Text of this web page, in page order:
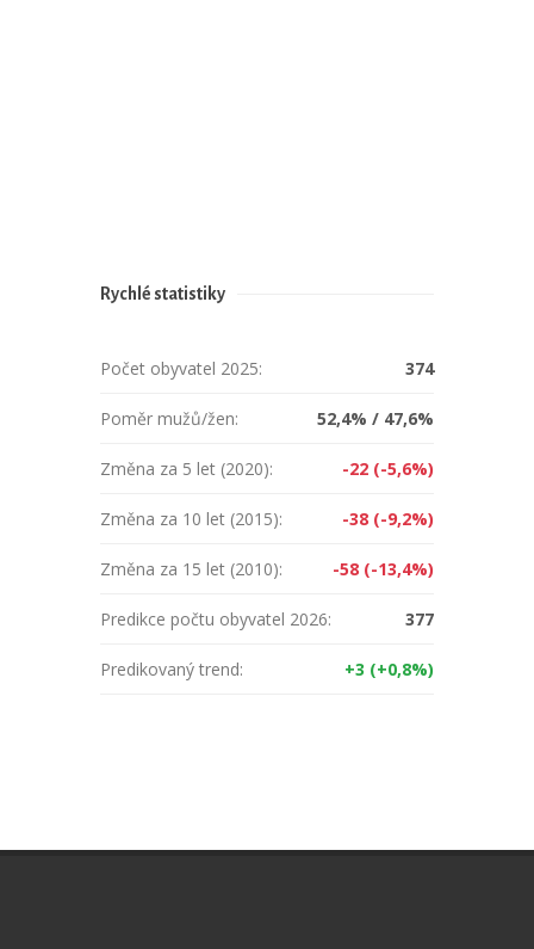
Rychlé statistiky
Počet obyvatel 2025: 374
Poměr mužů/žen: 52,4% / 47,6%
Změna za 5 let (2020): -22 (-5,6%)
Změna za 10 let (2015): -38 (-9,2%)
Změna za 15 let (2010): -58 (-13,4%)
Predikce počtu obyvatel 2026: 377
Predikovaný trend: +3 (+0,8%)